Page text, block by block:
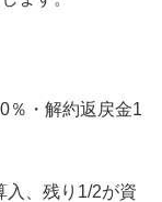
％・解約返戻金1
入、残り1/2が資